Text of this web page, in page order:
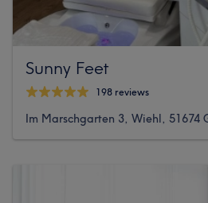
Sunny Feet
198 reviews
Im Marschgarten 3, Wiehl, 51674